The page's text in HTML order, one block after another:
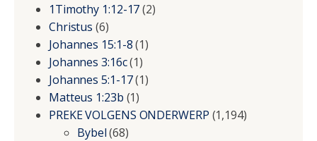
1Timothy 1:12-17(2)
Christus (6)
Johannes 15:1-8(1)
Johannes 3:16c(1)
Johannes 5:1-17(1)
Matteus 1:23b (1)
PREKE VOLGENS ONDERWERP (1,194)
Bybel(68)